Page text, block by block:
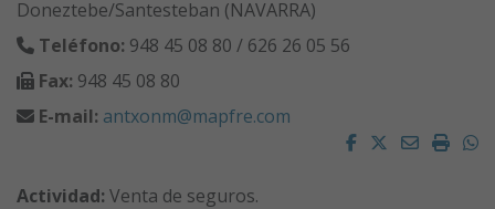
Doneztebe/Santesteban (NAVARRA)
Teléfono: 948 45 08 80 / 626 26 05 56
Fax: 948 45 08 80
E-mail: antxonm@mapfre.com
Facebook
Twitter
Email
Actividad: Venta de seguros.